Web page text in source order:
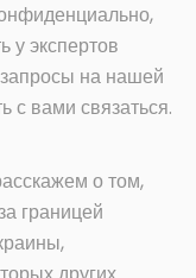
у экспертов
на нашей
с вами связаться.
о том,
границей